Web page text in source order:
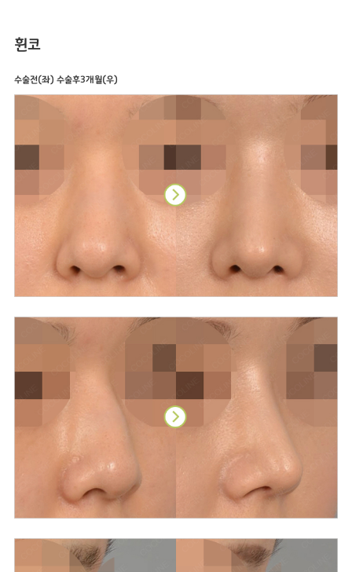
휜코
수술전(좌) 수술후3개월(우)